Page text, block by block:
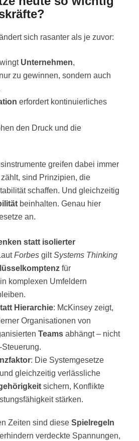
sich rasanter als je zuvor:
Unternehmen,
zu gewinnen, sondern auch
erfordert kontinuierliches
den Druck und die
greifen dabei immer
sind Prinzipien, die
schaffen. Und gleichzeitig
beinhalten. Genau hier
an.
statt isolierter
Forbes giltSystems Thinking
für
komplexen Umfeldern
Hierarchie: McKinsey zeigt,
Organisationen von
Teams abhängt – nicht
Steuerung.
: Die Systemgesetze
gleichzeitig verlässliche
sichern, Konflikte
stärken.
Zeiten sind diese Spielregeln
verdeckte Spannungen,